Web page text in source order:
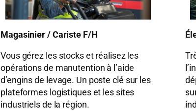
Magasinier / Cariste F/H
Vous gérez les stocks et réalisez les
opérations de manutention à l’aide
d’engins de levage. Un poste clé sur les
plateformes logistiques et les sites
industriels de la région.